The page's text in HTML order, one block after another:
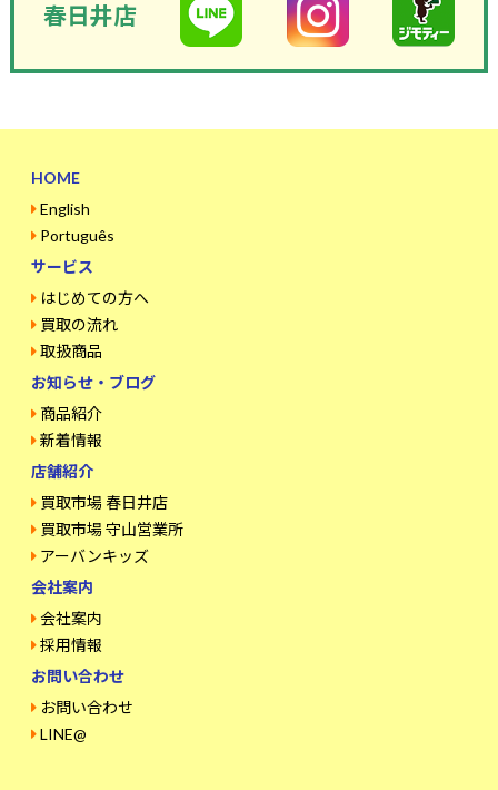
春日井店
HOME
English
Português
サービス
はじめての方へ
買取の流れ
取扱商品
お知らせ・ブログ
商品紹介
新着情報
店舗紹介
買取市場 春日井店
買取市場 守山営業所
アーバンキッズ
会社案内
会社案内
採用情報
お問い合わせ
お問い合わせ
LINE@